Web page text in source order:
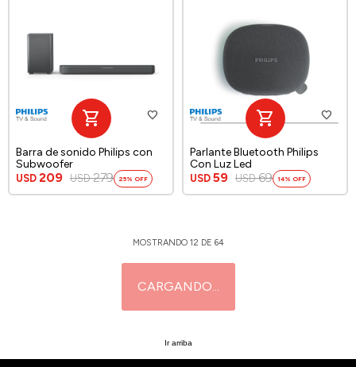
Barra de sonido Philips con
Subwoofer
USD 209 USD 279 25
Parlante Bluetooth Philips
Con Luz Led
USD 59 USD 69 14
MOSTRANDO 12 DE 64
Ir arriba